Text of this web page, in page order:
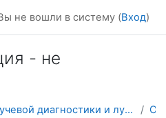
не вошли в систему (Вход)
- не
Лучевой диагностики и лучевой терапии, ядерной медицины и радиотерапии с курсами ИДПО